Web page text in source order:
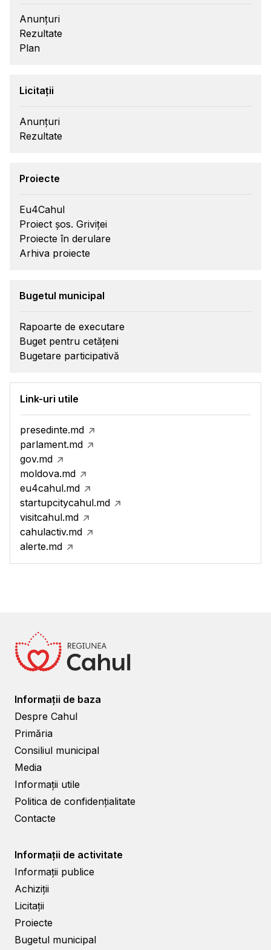
Anunțuri
Rezultate
Plan
Licitații
Anunțuri
Rezultate
Proiecte
Eu4Cahul
Proiect șos. Griviței
Proiecte în derulare
Arhiva proiecte
Bugetul municipal
Rapoarte de executare
Buget pentru cetățeni
Bugetare participativă
Link-uri utile
presedinte.md
parlament.md
gov.md
moldova.md
eu4cahul.md
startupcitycahul.md
visitcahul.md
cahulactiv.md
alerte.md
Informații de baza
Despre Cahul
Primăria
Consiliul municipal
Media
Informații utile
Politica de confidențialitate
Contacte
Informații de activitate
Informații publice
Achiziții
Licitații
Proiecte
Bugetul municipal